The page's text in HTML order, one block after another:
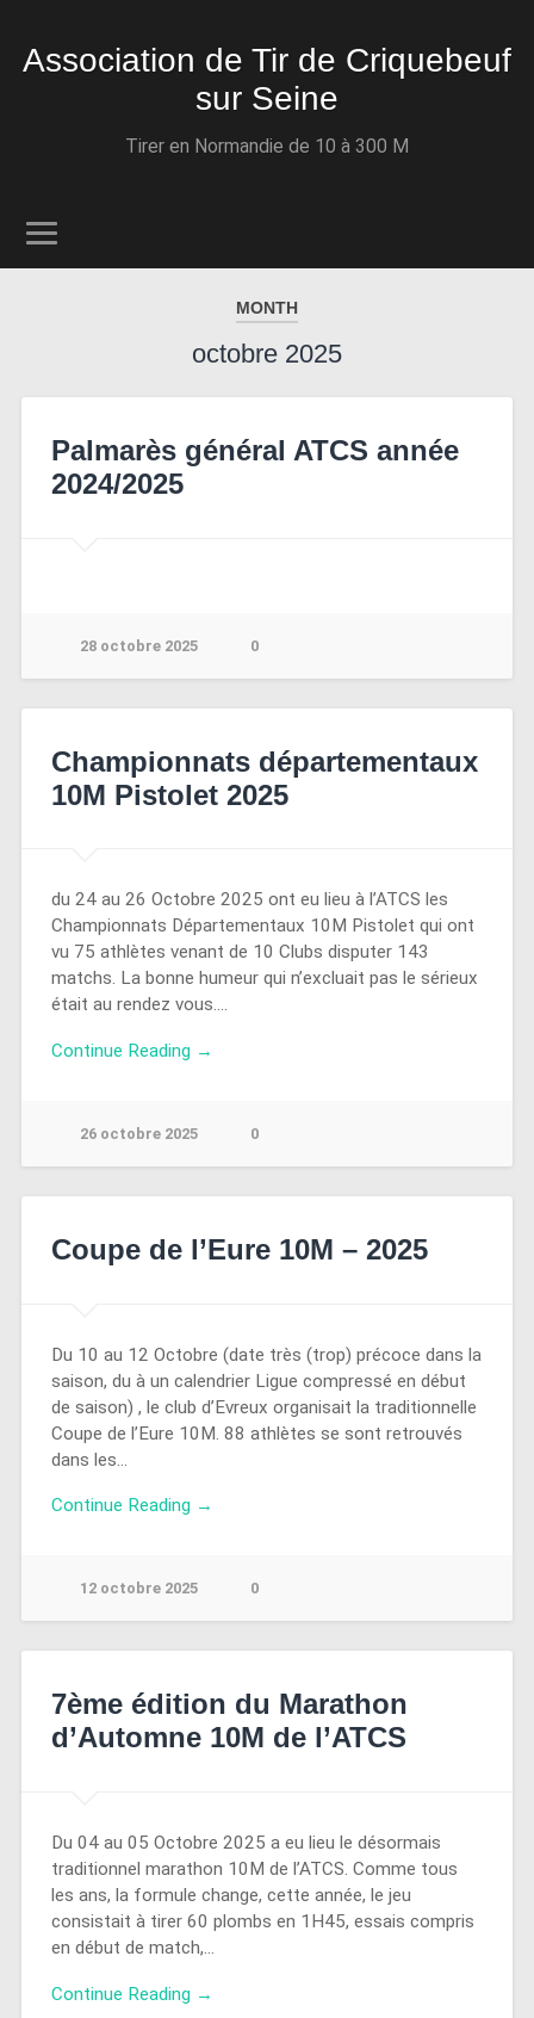
Association de Tir de Criquebeuf
sur Seine
Tirer en Normandie de 10 à 300 M
MONTH
octobre 2025
Palmarès général ATCS année
2024/2025
28 octobre 2025 0
Championnats départementaux
10M Pistolet 2025
du 24 au 26 Octobre 2025 ont eu lieu à l’ATCS les
Championnats Départementaux 10M Pistolet qui ont
vu 75 athlètes venant de 10 Clubs disputer 143
matchs. La bonne humeur qui n’excluait pas le sérieux
était au rendez vous….
Continue Reading →
26 octobre 2025 0
Coupe de l’Eure 10M – 2025
Du 10 au 12 Octobre (date très (trop) précoce dans la
saison, du à un calendrier Ligue compressé en début
de saison) , le club d’Evreux organisait la traditionnelle
Coupe de l’Eure 10M. 88 athlètes se sont retrouvés
dans les…
Continue Reading →
12 octobre 2025 0
7ème édition du Marathon
d’Automne 10M de l’ATCS
Du 04 au 05 Octobre 2025 a eu lieu le désormais
traditionnel marathon 10M de l’ATCS. Comme tous
les ans, la formule change, cette année, le jeu
consistait à tirer 60 plombs en 1H45, essais compris
en début de match,…
Continue Reading →